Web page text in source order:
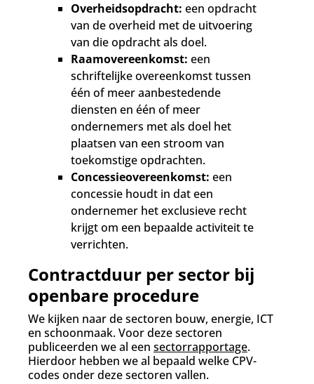
Overheidsopdracht: een opdracht
van de overheid met de uitvoering
van die opdracht als doel.
Raamovereenkomst: een
schriftelijke overeenkomst tussen
één of meer aanbestedende
diensten en één of meer
ondernemers met als doel het
plaatsen van een stroom van
toekomstige opdrachten.
Concessieovereenkomst: een
concessie houdt in dat een
ondernemer het exclusieve recht
krijgt om een bepaalde activiteit te
verrichten.
Contractduur per sector bij
openbare procedure
We kijken naar de sectoren bouw, energie, ICT
en schoonmaak. Voor deze sectoren
publiceerden we al een sectorrapportage.
Hierdoor hebben we al bepaald welke CPV-
codes onder deze sectoren vallen.